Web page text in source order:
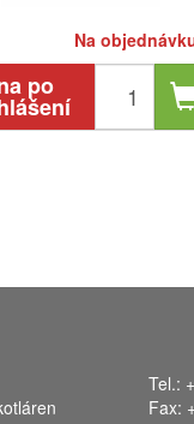
Na
po
Tel.:
Fax: